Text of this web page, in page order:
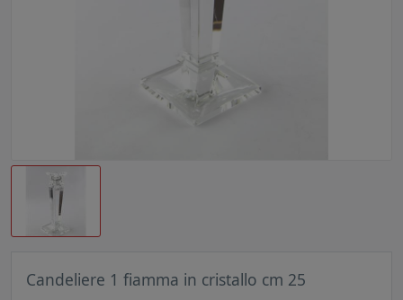
Candeliere 1 fiamma in cristallo cm 25